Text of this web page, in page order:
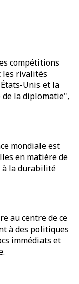
compétitions
les rivalités
Unis et la
la diplomatie",
mondiale est
en matière de
à la durabilité
au centre de ce
à des politiques
immédiats et